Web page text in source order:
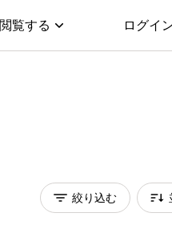
覧する ログイ
絞り込む